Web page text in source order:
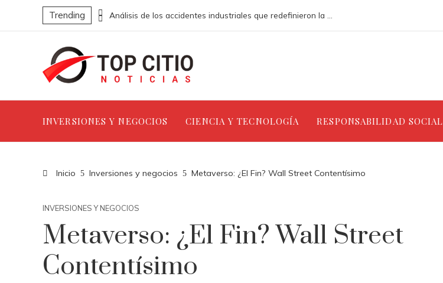
Trending Los 10 escándalos más impactantes de trabajo infantil en la industria textil
INVERSIONES Y NEGOCIOS CIENCIA Y TECNOLOGÍA RESPONSABILIDAD SOCIAL
Inicio Inversiones y negocios Metaverso: ¿El Fin? Wall Street Contentísimo
INVERSIONES Y NEGOCIOS
Metaverso: ¿El Fin? Wall Street
Contentísimo